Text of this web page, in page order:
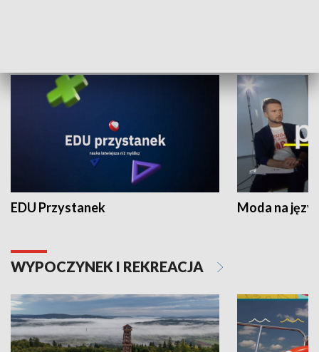
EDU Przystanek Moda na
WYPOCZYNEK I REKREACJA